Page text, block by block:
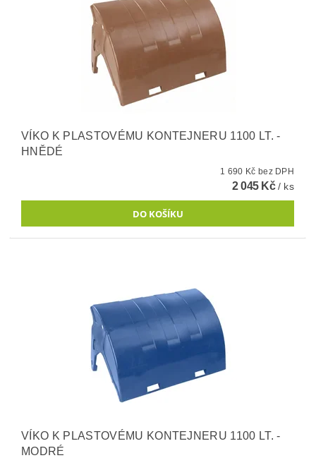
VÍKO K PLASTOVÉMU KONTEJNERU 1100 LT. -
HNĚDÉ
1 690 Kč bez DPH
2 045 Kč/ ks
VÍKO K PLASTOVÉMU KONTEJNERU 1100 LT. -
MODRÉ